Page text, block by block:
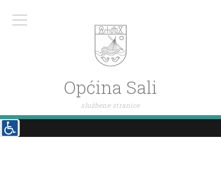
Općina Sali
službene stranice